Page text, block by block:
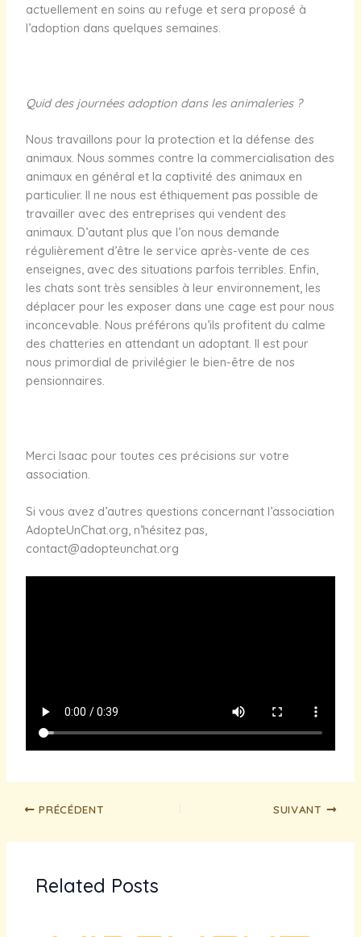
actuellement en soins au refuge et sera proposé à
l’adoption dans quelques semaines.
Quid des journées adoption dans les animaleries ?
Nous travaillons pour la protection et la défense des
animaux. Nous sommes contre la commercialisation des
animaux en général et la captivité des animaux en
particulier. Il ne nous est éthiquement pas possible de
travailler avec des entreprises qui vendent des
animaux. D’autant plus que l’on nous demande
régulièrement d’être le service après-vente de ces
enseignes, avec des situations parfois terribles. Enfin,
les chats sont très sensibles à leur environnement, les
déplacer pour les exposer dans une cage est pour nous
inconcevable. Nous préférons qu’ils profitent du calme
des chatteries en attendant un adoptant. Il est pour
nous primordial de privilégier le bien-être de nos
pensionnaires.
Merci Isaac pour toutes ces précisions sur votre
association.
Si vous avez d’autres questions concernant l’association
AdopteUnChat.org, n’hésitez pas,
contact@adopteunchat.org
PRÉCÉDENT SUIVANT
Related Posts